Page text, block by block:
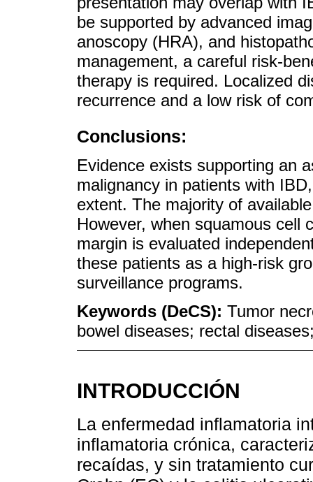
be supported by advanced
anoscopy (HRA), and
management, a careful risk-
therapy is required. Localized
recurrence and a low risk of
Conclusions:
Evidence exists supporting an
malignancy in patients with
extent. The majority of
However, when squamous cell
margin is evaluated
these patients as a high-risk
surveillance programs.
Keywords (DeCS): Tumor
bowel diseases; rectal
INTRODUCCIÓN
La enfermedad inflamatoria
inflamatoria crónica,
recaídas, y sin tratamiento